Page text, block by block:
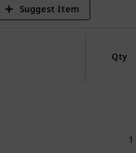
Suggest Item
Qty